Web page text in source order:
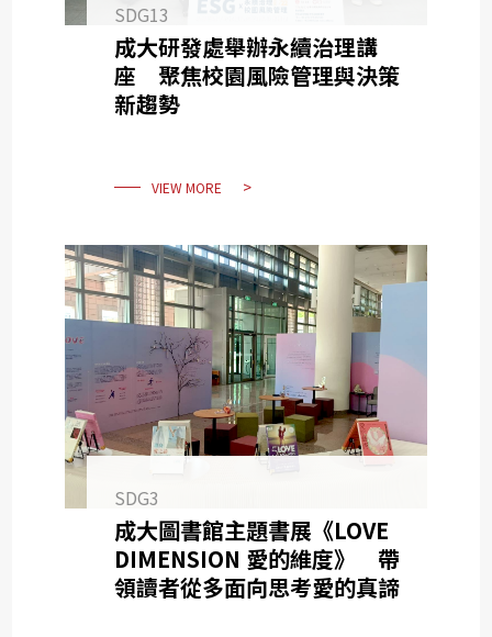
SDG13
成大研發處舉辦永續治理講
座 聚焦校園風險管理與決策
新趨勢
VIEW MORE
SDG3
成大圖書館主題書展《LOVE
DIMENSION 愛的維度》 帶
領讀者從多面向思考愛的真諦